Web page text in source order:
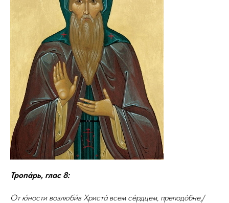
Тропа́рь, глас 8:
От ю́ности возлюби́в Христа́ всем се́рдцем, преподо́бне,/